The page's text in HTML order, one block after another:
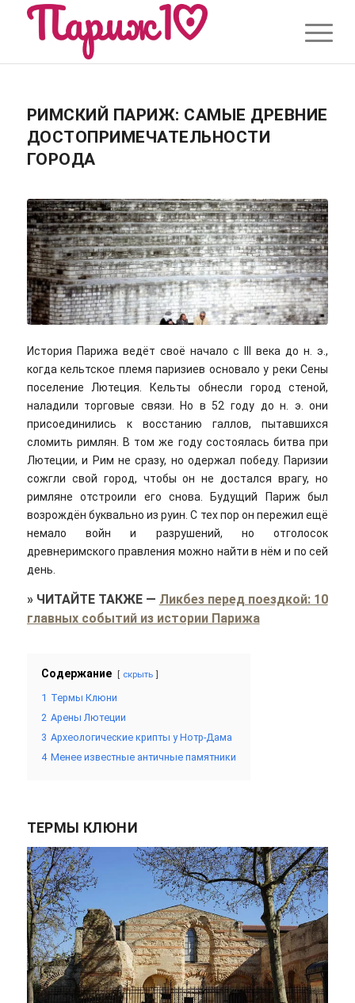
РИМСКИЙ ПАРИЖ: САМЫЕ ДРЕВНИЕ
ДОСТОПРИМЕЧАТЕЛЬНОСТИ
ГОРОДА
История Парижа ведёт своё начало с III века до н. э.,
когда кельтское племя паризиев основало у реки Сены
поселение Лютеция. Кельты обнесли город стеной,
наладили торговые связи. Но в 52 году до н. э. они
присоединились к восстанию галлов, пытавшихся
сломить римлян. В том же году состоялась битва при
Лютеции, и Рим не сразу, но одержал победу. Паризии
сожгли свой город, чтобы он не достался врагу, но
римляне отстроили его снова. Будущий Париж был
возрождён буквально из руин. С тех пор он пережил ещё
немало войн и разрушений, но отголосок
древнеримского правления можно найти в нём и по сей
день.
» ЧИТАЙТЕ ТАКЖЕ— Ликбез перед поездкой: 10
главных событий из истории Парижа
Содержание скрыть
1 Термы Клюни
2 Арены Лютеции
3 Археологические крипты у Нотр-Дама
4 Менее известные античные памятники
ТЕРМЫ КЛЮНИ